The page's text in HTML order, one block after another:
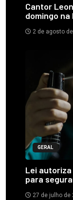
Cantor
domingo
2 de agosto
GERAL
Lei
para
27 de julho de